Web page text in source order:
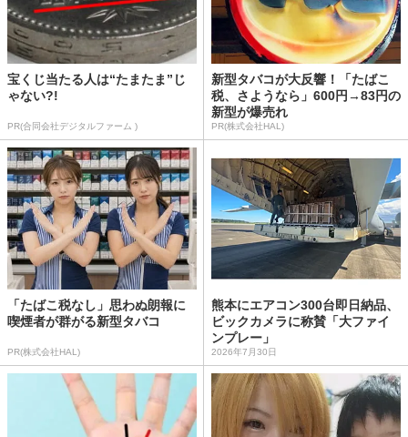
宝くじ当たる人は“たまたま”じ
ゃない?!
PR(合同会社デジタルファーム )
新型タバコが大反響！「たばこ
税、さようなら」600円→83円の
新型が爆売れ
PR(株式会社HAL)
「たばこ税なし」思わぬ朗報に
喫煙者が群がる新型タバコ
PR(株式会社HAL)
熊本にエアコン300台即日納品、
ビックカメラに称賛「大ファイ
ンプレー」
2026年7月30日